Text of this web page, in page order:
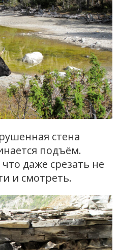
стена
подъём.
даже срезать не
и смотреть.